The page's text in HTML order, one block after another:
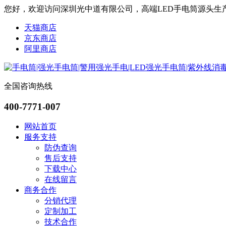
您好，欢迎访问深圳光中道有限公司，高端LED手电筒源头生
天猫商店
京东商店
阿里商店
全国咨询热线
400-7771-007
网站首页
服务支持
防伪查询
售后支持
下载中心
在线留言
商务合作
分销代理
定制加工
技术合作